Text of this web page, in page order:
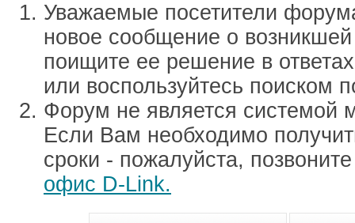
Уважаемые посетители
новое сообщение о
поищите ее решение в
или воспользуйтесь поиском
Форум не является системой
Если Вам необходимо
сроки - пожалуйста,
офис D-Link.